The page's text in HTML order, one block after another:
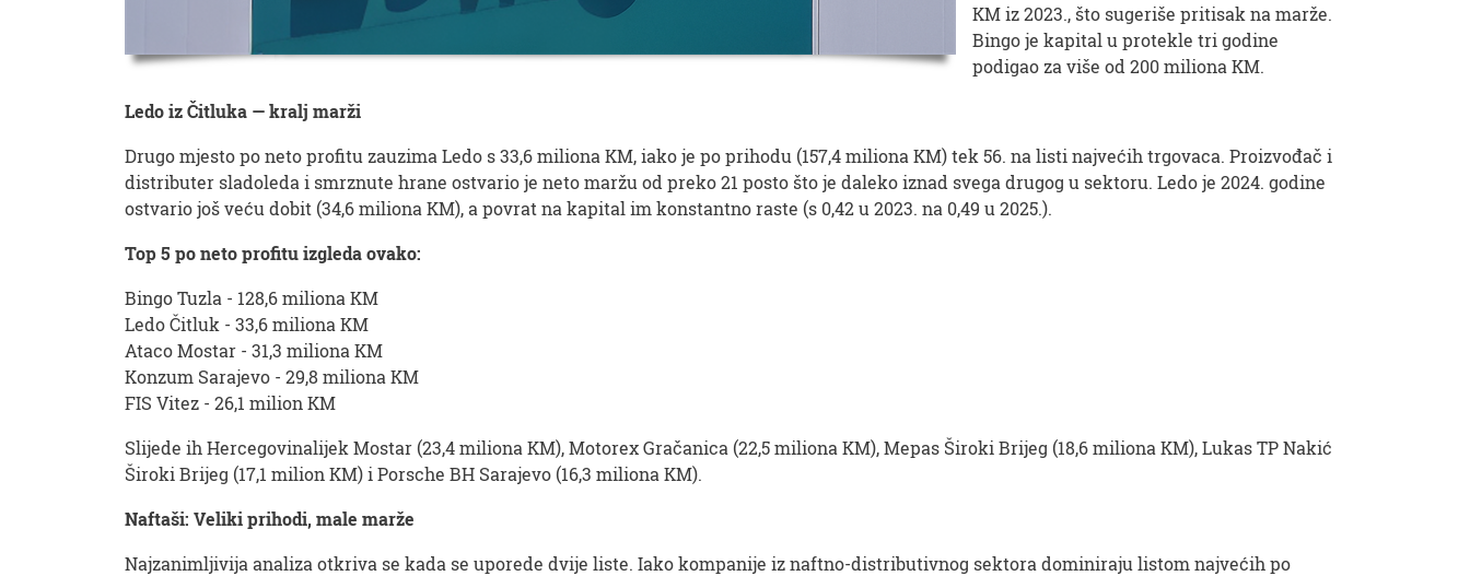
KM iz 2023., što sugeriše pritisak na marže.
Bingo je kapital u protekle tri godine
podigao za više od 200 miliona KM.
Ledo iz Čitluka — kralj marži
Drugo mjesto po neto profitu zauzima Ledo s 33,6 miliona KM, iako je po prihodu (157,4 miliona KM) tek 56. na listi najvećih trgovaca. Proizvođač i
distributer sladoleda i smrznute hrane ostvario je neto maržu od preko 21 posto što je daleko iznad svega drugog u sektoru. Ledo je 2024. godine
ostvario još veću dobit (34,6 miliona KM), a povrat na kapital im konstantno raste (s 0,42 u 2023. na 0,49 u 2025.).
Top 5 po neto profitu izgleda ovako:
Bingo Tuzla - 128,6 miliona KM
Ledo Čitluk - 33,6 miliona KM
Ataco Mostar - 31,3 miliona KM
Konzum Sarajevo - 29,8 miliona KM
FIS Vitez - 26,1 milion KM
Slijede ih Hercegovinalijek Mostar (23,4 miliona KM), Motorex Gračanica (22,5 miliona KM), Mepas Široki Brijeg (18,6 miliona KM), Lukas TP Nakić
Široki Brijeg (17,1 milion KM) i Porsche BH Sarajevo (16,3 miliona KM).
Naftaši: Veliki prihodi, male marže
Najzanimljivija analiza otkriva se kada se uporede dvije liste. Iako kompanije iz naftno-distributivnog sektora dominiraju listom najvećih po